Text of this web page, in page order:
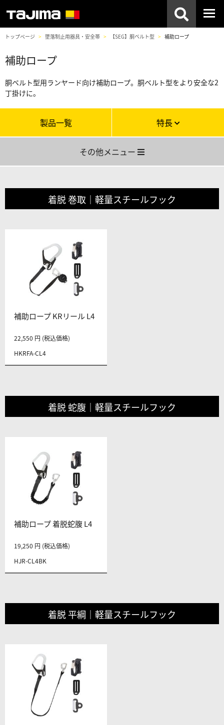
トップページ 墜落制止用器具・安全帯 【SEG】胴ベルト型 補助ロープ
補助ロープ
胴ベルト型用ランヤード向け補助ロープ。胴ベルト型をより安全な2
丁掛けに。
製品一覧 特長
その他メニュー
着脱 巻取｜軽量スチールフック
補助ロープ KRリール L4
HKRFA-CL4
22,550 円 (税込価格)
着脱 蛇腹｜軽量スチールフック
補助ロープ 着脱蛇腹 L4
HJR-CL4BK
19,250 円 (税込価格)
着脱 平綱｜軽量スチールフック